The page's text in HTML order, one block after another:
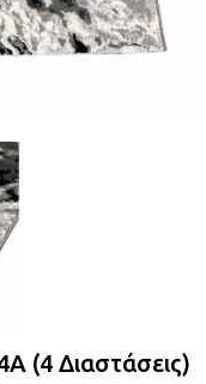
(4 Διαστάσεις)